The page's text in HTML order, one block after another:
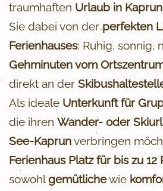
traumhaften Urlaub in Kaprun
Sie dabei von derperfekten
Ferienhauses: Ruhig, sonnig,
Gehminuten vom
direkt an der
Als ideale Unterkunft für
die ihren Wander- oder
See-Kaprunverbringen
Ferienhaus Platz für bis zu 12
sowohlgemütlichewie